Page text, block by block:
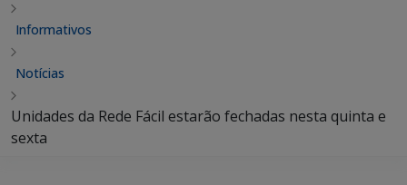
Informativos
Notícias
Unidades da Rede Fácil estarão fechadas nesta quinta e
sexta